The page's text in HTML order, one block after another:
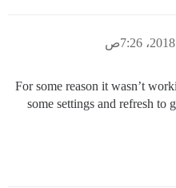
For some reason it wasn’t
some settings and refresh